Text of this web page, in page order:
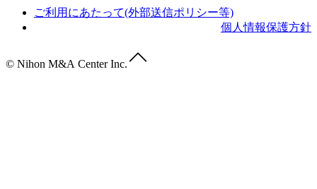
ご利用にあたって(外部送信ポリシー等)
個人情報保護方針
© Nihon M&A Center Inc.